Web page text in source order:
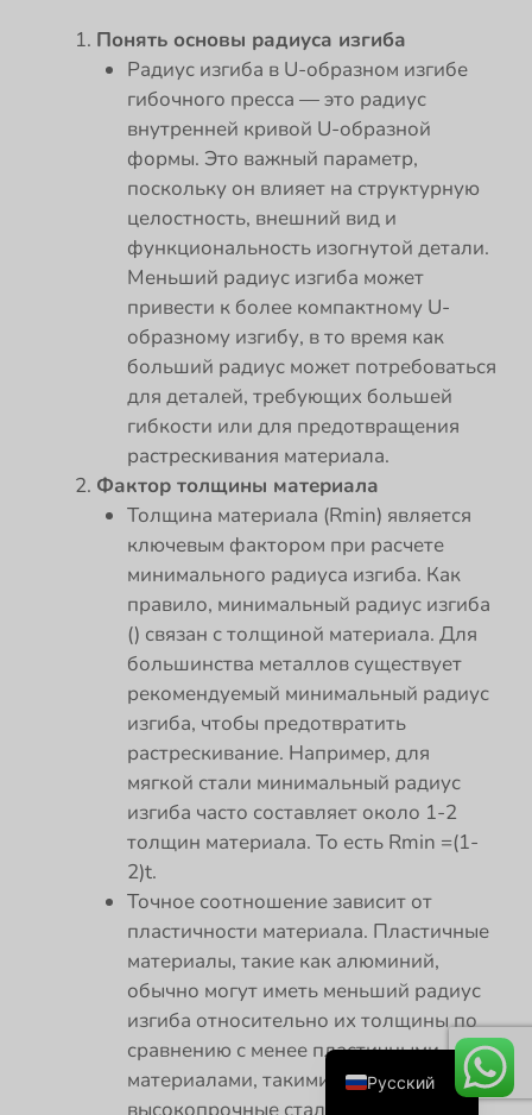
Понять основы радиуса изгиба
Радиус изгиба в U-образном изгибе
гибочного пресса — это радиус
внутренней кривой U-образной
формы. Это важный параметр,
поскольку он влияет на структурную
целостность, внешний вид и
функциональность изогнутой детали.
Меньший радиус изгиба может
привести к более компактному U-
образному изгибу, в то время как
больший радиус может потребоваться
для деталей, требующих большей
гибкости или для предотвращения
растрескивания материала.
Фактор толщины материала
Толщина материала (Rmin) является
ключевым фактором при расчете
минимального радиуса изгиба. Как
правило, минимальный радиус изгиба
() связан с толщиной материала. Для
большинства металлов существует
рекомендуемый минимальный радиус
изгиба, чтобы предотвратить
растрескивание. Например, для
мягкой стали минимальный радиус
изгиба часто составляет около 1-2
толщин материала. То есть Rmin =(1-
2)t.
Точное соотношение зависит от
пластичности материала. Пластичные
материалы, такие как алюминий,
обычно могут иметь меньший радиус
изгиба относительно их толщины по
сравнению с менее пластичными
материалами, такими как некоторые
Русский
العربية
English
Français
Deutsch
Español